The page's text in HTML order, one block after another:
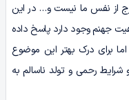
از نفس ما نیست و… در این
جهنم وجود دارد پاسخ داده
برای درک بهتر این موضوع
شرایط رحمی و تولد ناسالم به